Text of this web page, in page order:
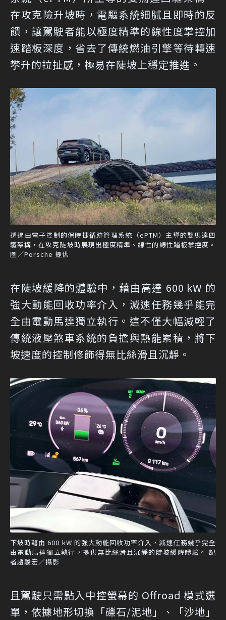
在攻克險升坡時，電驅系統細膩且即時的反
饋，讓駕駛者能以極度精準的線性度掌控加
速踏板深度，省去了傳統燃油引擎等待轉速
攀升的拉扯感，極易在陡坡上穩定推進。
透過由電子控制的保時捷循跡管理系統（ePTM）主導的雙馬達四
驅架構，在攻克陡坡時展現出極度精準、線性的線性踏板掌控度。
圖／Porsche 提供
在陡坡緩降的體驗中，藉由高達 600 kW 的
強大動能回收功率介入，減速任務幾乎能完
全由電動馬達獨立執行。這不僅大幅減輕了
傳統液壓煞車系統的負擔與熱能累積，將下
坡速度的控制修飾得無比絲滑且沉靜。
下坡時藉由 600 kW 的強大動能回收功率介入，減速任務幾乎完全
由電動馬達獨立執行，提供無比絲滑且沉靜的陡坡緩降體驗。 記
者趙駿宏／攝影
且駕駛只需點入中控螢幕的 Offroad 模式選
單，依據地形切換「礫石/泥地」、「沙地」